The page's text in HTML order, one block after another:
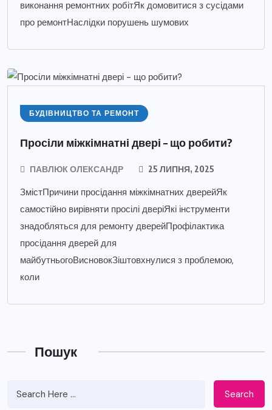
виконання ремонтних робітЯк домовитися з сусідами
про ремонтНаслідки порушень шумових
БУДІВНИЦТВО ТА РЕМОНТ
Просіли міжкімнатні двері – що робити?
ПАВЛЮК ОЛЕКСАНДР 25 ЛИПНЯ, 2025
ЗмістПричини просідання міжкімнатних дверейЯк
самостійно вирівняти просілі дверіЯкі інструменти
знадобляться для ремонту дверейПрофілактика
просідання дверей для
майбутньогоВисновокЗіштовхнулися з проблемою,
коли
Пошук
Search